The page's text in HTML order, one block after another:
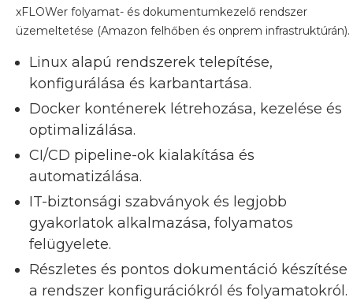
xFLOWer folyamat- és dokumentumkezelő rendszer
üzemeltetése (Amazon felhőben és onprem infrastruktúrán).
Linux alapú rendszerek telepítése,
konfigurálása és karbantartása.
Docker konténerek létrehozása, kezelése és
optimalizálása.
CI/CD pipeline-ok kialakítása és
automatizálása.
IT-biztonsági szabványok és legjobb
gyakorlatok alkalmazása, folyamatos
felügyelete.
Részletes és pontos dokumentáció készítése
a rendszer konfigurációkról és folyamatokról.